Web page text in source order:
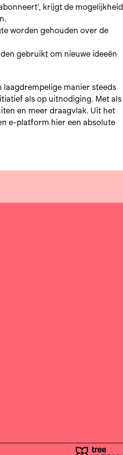
krijgt de mogelijkheid
worden gehouden over de
gebruikt om nieuwe ideeën
manier steeds
als op uitnodiging. Met als
en meer draagvlak. Uit het
e-platform hier een absolute